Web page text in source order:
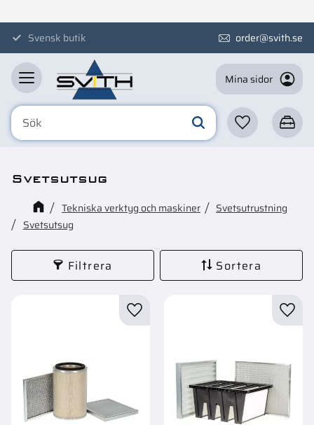
MenySvensk butik order@svith.se
Mina sidor
Favoriter
Svetsutsug
Tekniska verktyg och maskiner
Svetsutrustning
Svetsutsug
Filtrera Sortera
Lägg till i favoriter